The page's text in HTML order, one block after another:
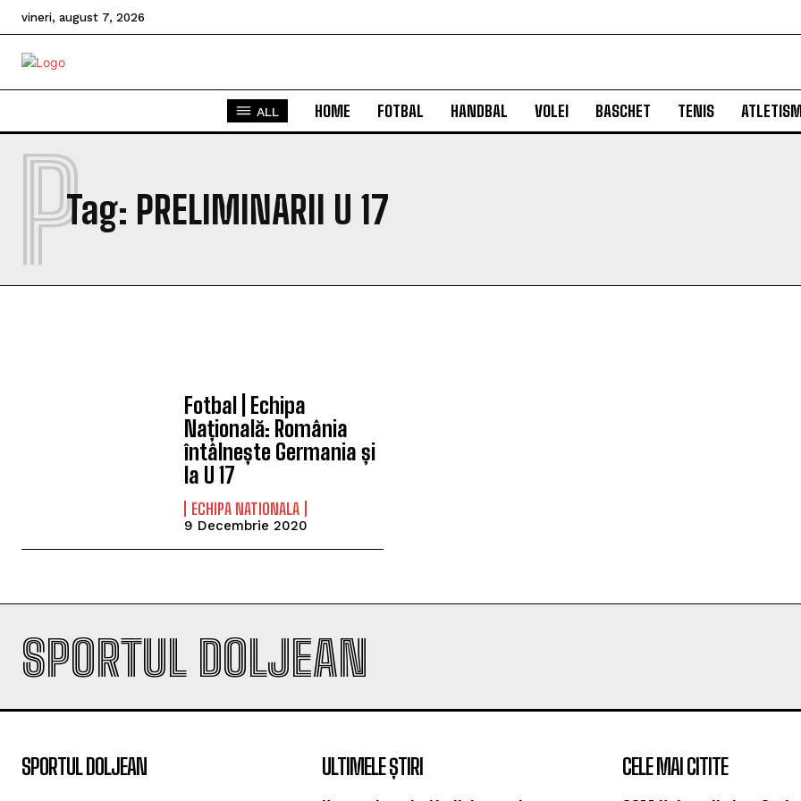
vineri, august 7, 2026
ALL HOME FOTBAL HANDBAL VOLEI BASCHET TENIS
Tag: PRELIMINARII U 17
P
Fotbal | Echipa
Națională: România
întâlnește Germania și
la U 17
ECHIPA NATIONALA
9 Decembrie 2020
SPORTUL DOLJEAN
SPORTUL DOLJEAN ULTIMELE ȘTIRI CELE MAI CITITE